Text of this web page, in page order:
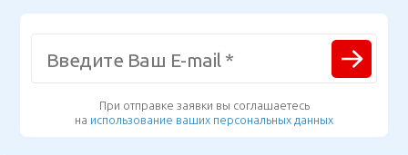
При отправке заявки вы соглашаетесь
на использование ваших персональных данных